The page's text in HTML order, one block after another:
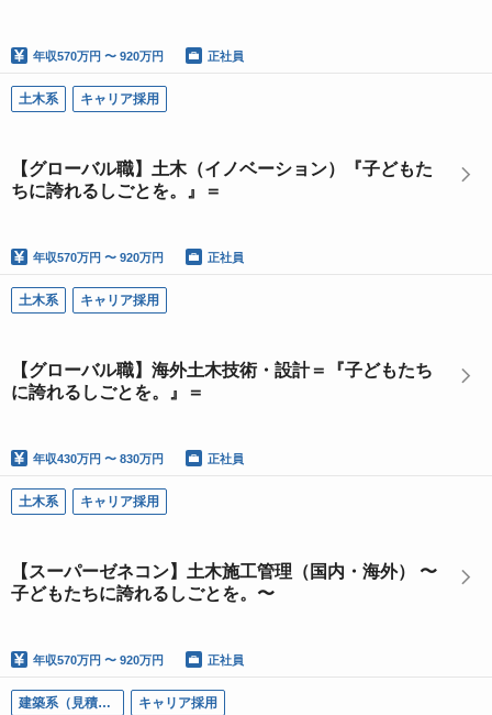
年収570万円 〜 920万円 正社員
土木系 キャリア採用
【グローバル職】土木（イノベーション）『子どもた
ちに誇れるしごとを。』＝
年収570万円 〜 920万円 正社員
土木系 キャリア採用
【グローバル職】海外土木技術・設計＝『子どもたち
に誇れるしごとを。』＝
年収430万円 〜 830万円 正社員
土木系 キャリア採用
【スーパーゼネコン】土木施工管理（国内・海外） 〜
子どもたちに誇れるしごとを。〜
年収570万円 〜 920万円 正社員
建築系（見積・調達） キャリア採用